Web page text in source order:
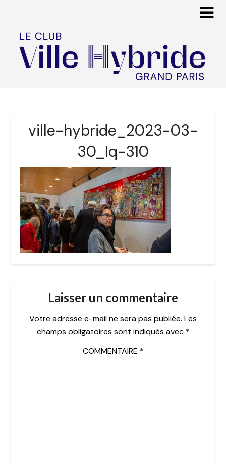
ville-hybride_2023-03-
30_lq-310
Laisser un commentaire
Votre adresse e-mail ne sera pas publiée. Les
champs obligatoires sont indiqués avec *
COMMENTAIRE *